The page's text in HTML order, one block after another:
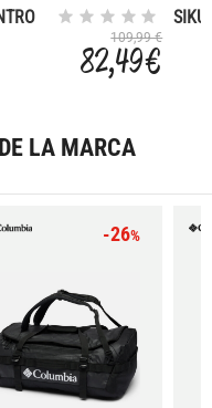
109,99 €
82,49 €
SIKU
LA MARCA
-26%